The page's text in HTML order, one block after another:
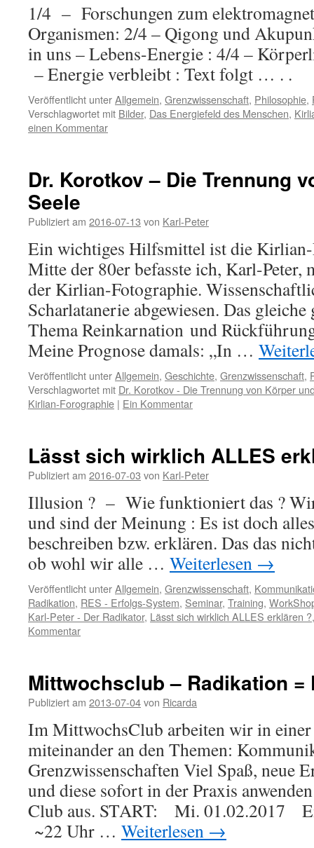
1/4 – Forschungen zum
Organismen: 2/4 – Qigong und
in uns – Lebens-Energie : 4/4 –
– Energie verbleibt : Text folgt …
Veröffentlicht unterAllgemein, Grenzwissenschaft, Philosophie,
Verschlagwortet mit Bilder, Das Energiefeld des Menschen,
einen Kommentar
Dr. Korotkov – Die Trennung
Seele
Publiziert am 2016-07-13 von Karl-Peter
Ein wichtiges Hilfsmittel ist die
Mitte der 80er befasste ich, Karl-
der Kirlian-Fotographie.
Scharlatanerie abgewiesen. Das
Thema Reinkarnation und
Meine Prognose damals: „In …
Veröffentlicht unterAllgemein, Geschichte, Grenzwissenschaft,
Verschlagwortet mit Dr. Korotkov - Die Trennung von Körper
Kirlian-Forographie | Ein Kommentar
Lässt sich wirklich ALLES
Publiziert am 2016-07-03 von Karl-Peter
Illusion ? – Wie funktioniert das ?
und sind der Meinung : Es ist doch
beschreiben bzw. erklären. Das das
ob wohl wir alle … Weiterlesen →
Veröffentlicht unterAllgemein, Grenzwissenschaft,
Radikation, RES - Erfolgs-System, Seminar, Training,
Karl-Peter - Der Radikator, Lässt sich wirklich ALLES erklären ?
Kommentar
Mittwochsclub – Radikation =
Publiziert am 2013-07-04von Ricarda
Im MittwochsClub arbeiten wir in
miteinander an den Themen:
Grenzwissenschaften Viel Spaß, neue
und diese sofort in der Praxis
Club aus. START: Mi. 01.02.2017
~22 Uhr … Weiterlesen →